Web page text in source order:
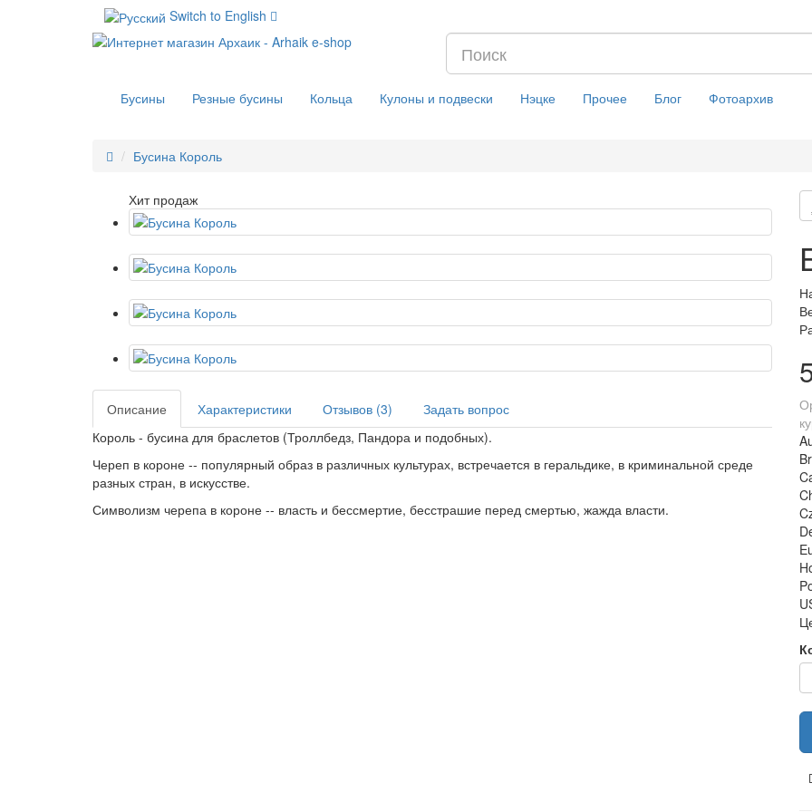
Switch to English
Бусины Резные бусины Кольца Кулоны и подвески Нэцке Прочее Блог Фотоархив
Бусина Король
Хит продаж
Описание Характеристики Отзывов (3)
Задать вопрос
Король - бусина для браслетов (Троллбедз, Пандора и подобных).
Череп в короне -- популярный образ в различных культурах, встречается в геральдике, в криминальной среде
разных стран, в искусстве.
Символизм черепа в короне -- власть и бессмертие, бесстрашие перед смертью, жажда власти.